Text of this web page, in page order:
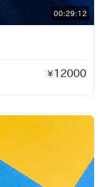
00:29:12
¥ 12000